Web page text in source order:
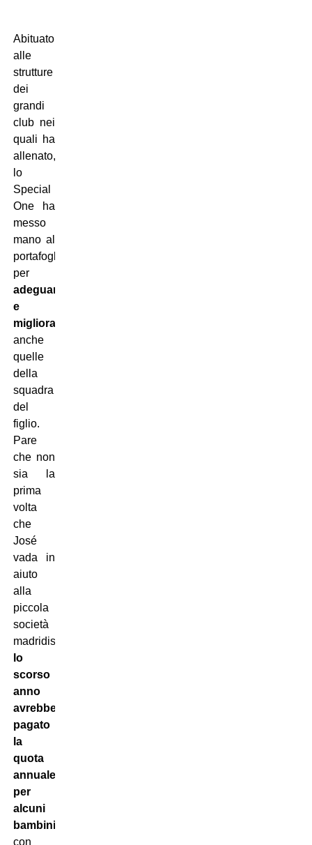
Abituato
alle
strutture
dei
grandi
club nei
quali ha
allenato,
lo
Special
One ha
messo
mano al
portafogli
per
adeguare
e
migliorare
anche
quelle
della
squadra
del
figlio.
Pare
che non
sia la
prima
volta
che
José
vada in
aiuto
alla
piccola
società
madridista:
lo
scorso
anno
avrebbe
pagato
la
quota
annuale
per
alcuni
bambini,
con